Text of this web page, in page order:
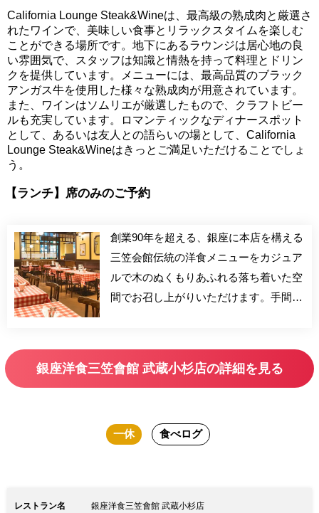
California Lounge Steak&Wineは、最高級の熟成肉と厳選さ
れたワインで、美味しい食事とリラックスタイムを楽しむ
ことができる場所です。地下にあるラウンジは居心地の良
い雰囲気で、スタッフは知識と情熱を持って料理とドリン
クを提供しています。メニューには、最高品質のブラック
アンガス牛を使用した様々な熟成肉が用意されています。
また、ワインはソムリエが厳選したもので、クラフトビー
ルも充実しています。ロマンティックなディナースポット
として、あるいは友人との語らいの場として、California
Lounge Steak&Wineはきっとご満足いただけることでしょ
う。
【ランチ】席のみのご予約
創業90年を超える、銀座に本店を構える
三笠会館伝統の洋食メニューをカジュア
ルで木のぬくもりあふれる落ち着いた空
間でお召し上がりいただけます。手間暇
のナポリタンはオリジナルスタイルで。
リーにお使いいただけるオールデイダイ
銀座洋食三笠會館 武蔵小杉店の詳細を見る
一休 食べログ
レストラン名
銀座洋食三笠會館 武蔵小杉店